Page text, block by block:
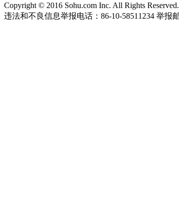
Copyright © 2016 Sohu.com Inc. All Rights
违法和不良信息举报电话：86-10-58511234 举报